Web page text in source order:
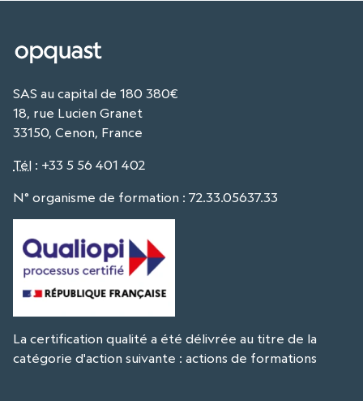
SAS au capital de 180 380€
18, rue Lucien Granet
33150, Cenon, France
Tél : +33 5 56 401 402
N° organisme de formation : 72.33.05637.33
La certification qualité a été délivrée au titre de la
catégorie d'action suivante : actions de formations